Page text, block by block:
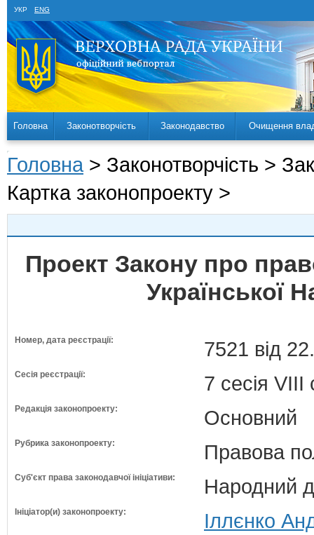
УКР ENG
Головна Законотворчість Законодавство Очищення
Головна > Законотворчість >
Картка законопроекту >
Проект Закону про
Української
Номер, дата реєстрації: 7521 від
Сесія реєстрації: 7 сесія VIII
Редакція законопроекту: Основний
Рубрика законопроекту: Правова
Суб'єкт права законодавчої ініціативи: Народний
Ініціатор(и) законопроекту:
Іллєнко